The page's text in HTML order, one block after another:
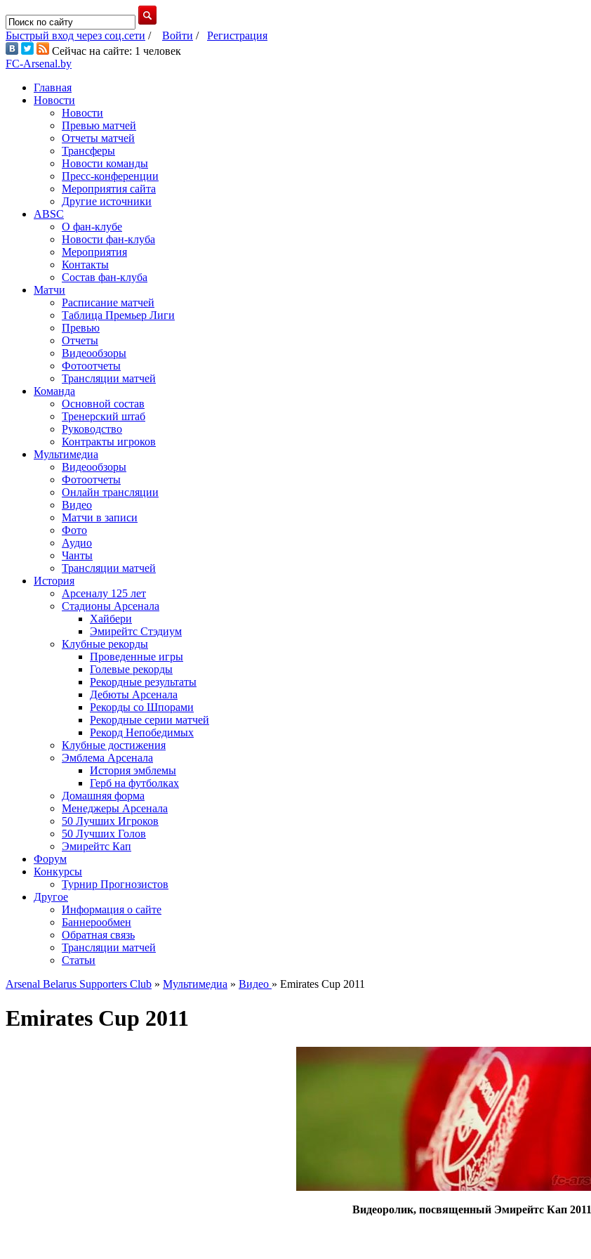
Быстрый вход через соц.сети / Войти / Регистрация
Сейчас на сайте: 1 человек
FC-Arsenal.by
Главная
Новости
Новости
Превью матчей
Отчеты матчей
Трансферы
Новости команды
Пресс-конференции
Мероприятия сайта
Другие источники
ABSC
О фан-клубе
Новости фан-клуба
Мероприятия
Контакты
Состав фан-клуба
Матчи
Расписание матчей
Таблица Премьер Лиги
Превью
Отчеты
Видеообзоры
Фотоотчеты
Трансляции матчей
Команда
Основной состав
Тренерский штаб
Руководство
Контракты игроков
Мультимедиа
Видеообзоры
Фотоотчеты
Онлайн трансляции
Видео
Матчи в записи
Фото
Аудио
Чанты
Трансляции матчей
История
Арсеналу 125 лет
Стадионы Арсенала
Хайбери
Эмирейтс Стэдиум
Клубные рекорды
Проведенные игры
Голевые рекорды
Рекордные результаты
Дебюты Арсенала
Рекорды со Шпорами
Рекордные серии матчей
Рекорд Непобедимых
Клубные достижения
Эмблема Арсенала
История эмблемы
Герб на футболках
Домашняя форма
Менеджеры Арсенала
50 Лучших Игроков
50 Лучших Голов
Эмирейтс Кап
Форум
Конкурсы
Турнир Прогнозистов
Другое
Информация о сайте
Баннерообмен
Обратная связь
Трансляции матчей
Статьи
Arsenal Belarus Supporters Club » Мультимедиа » Видео » Emirates Cup 2011
Emirates Cup 2011
Видеоролик, посвященный Эмирейтс Кап 2011